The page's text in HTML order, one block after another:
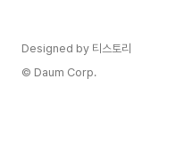
Designed by 티스토리
© Daum Corp.